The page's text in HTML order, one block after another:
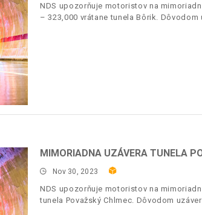
NDS upozorňuje motoristov na
– 323,000 vrátane tunela Bôrik.
MIMORIADNA UZÁVERA TUNELA
Nov 30, 2023
NDS upozorňuje motoristov na
tunela Považský Chlmec. Dôvodom